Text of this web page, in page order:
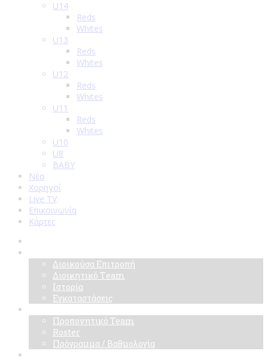
U14
Reds
Whites
U13
Reds
Whites
U12
Reds
Whites
U11
Reds
Whites
U10
U8
BABY
Νέα
Χορηγοί
Live TV
Επικοινωνία
Κάρτες
Διοικούσα Επιτροπή
Διοικητικό Τeam
Ιστορία
Εγκαταστάσεις
Προπονητικό Team
Roster
Πρόγραμμα / Βαθμολογία